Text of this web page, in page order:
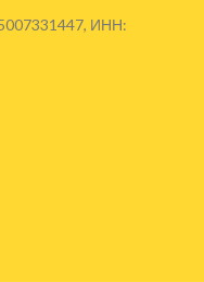
ИНН: